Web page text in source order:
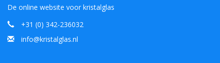
De online website voor kristalglas
+31 (0) 342-236032
info@kristalglas.nl